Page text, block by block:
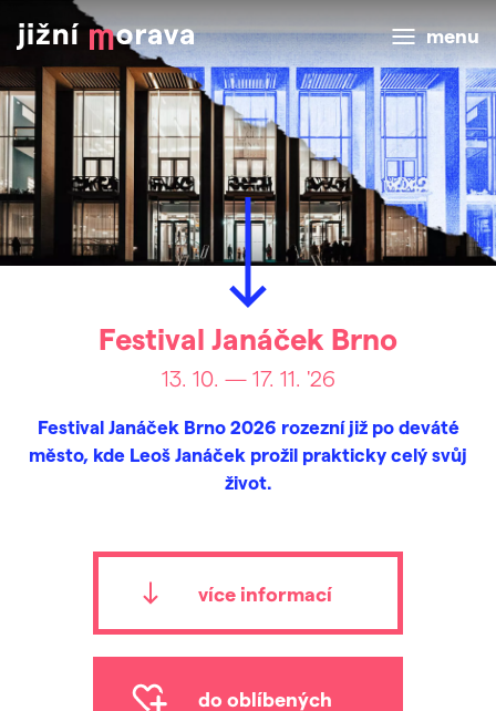
menu
Festival Janáček Brno
13. 10. — 17. 11. '26
Festival Janáček Brno 2026 rozezní již po deváté
město, kde Leoš Janáček prožil prakticky celý svůj
život.
více informací
do oblíbených